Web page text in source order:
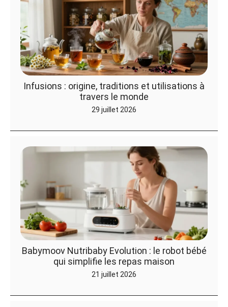
Infusions : origine, traditions et utilisations à
travers le monde
29 juillet 2026
Babymoov Nutribaby Evolution : le robot bébé
qui simplifie les repas maison
21 juillet 2026